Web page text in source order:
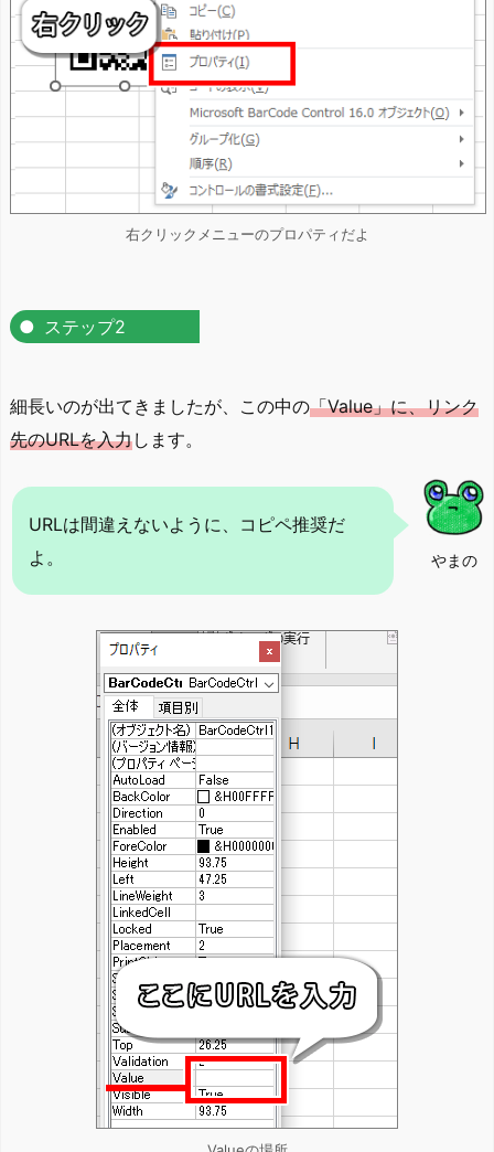
右クリックメニューのプロパティだよ
ステップ2
細長いのが出てきましたが、この中の「Value」に、リンク
先のURLを入力します。
やまの
URLは間違えないように、コピペ推奨だ
よ。